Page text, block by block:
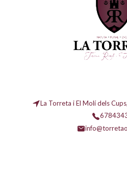
La Torreta i El Molí dels